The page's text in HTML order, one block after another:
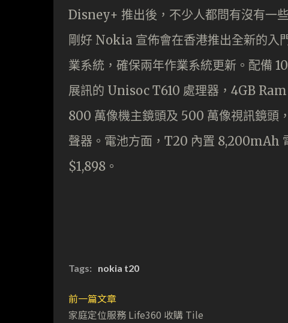
Disney+ 推出後，不少人都問有沒有一
剛好 Nokia 宣佈會在香港推出全新的
業系統，確保兩年作業系統更新。配備
展訊的 Unisoc T610 處理器，4GB
800 萬像機主鏡頭及 500 萬像視訊鏡頭
聲器。電池方面，T20 內置 8,200mAh
$1,898。
Tags: nokia t20
前一篇文章
家庭定位服務 Life360 收購 Tile